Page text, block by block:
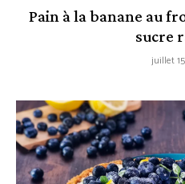
Pain à la banane au
sucre
juillet